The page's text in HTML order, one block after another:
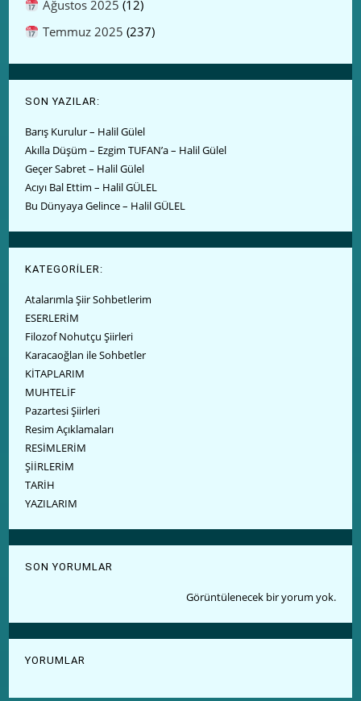
Ağustos 2025 (12)
Temmuz 2025 (237)
SON YAZILAR:
Barış Kurulur – Halil Gülel
Akılla Düşüm – Ezgim TUFAN’a – Halil Gülel
Geçer Sabret – Halil Gülel
Acıyı Bal Ettim – Halil GÜLEL
Bu Dünyaya Gelince – Halil GÜLEL
KATEGORİLER:
Atalarımla Şiir Sohbetlerim
ESERLERİM
Filozof Nohutçu Şiirleri
Karacaoğlan ile Sohbetler
KİTAPLARIM
MUHTELİF
Pazartesi Şiirleri
Resim Açıklamaları
RESİMLERİM
ŞİİRLERİM
TARİH
YAZILARIM
SON YORUMLAR
Görüntülenecek bir yorum yok.
YORUMLAR